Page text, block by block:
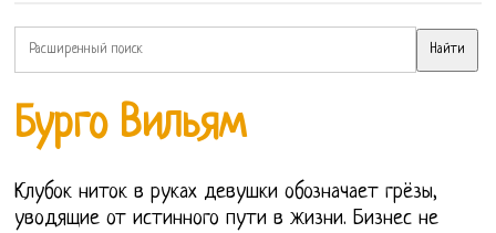
Бурго Вильям
Клубок ниток в руках девушки обозначает грёзы,
уводящие от истинного пути в жизни. Бизнес не